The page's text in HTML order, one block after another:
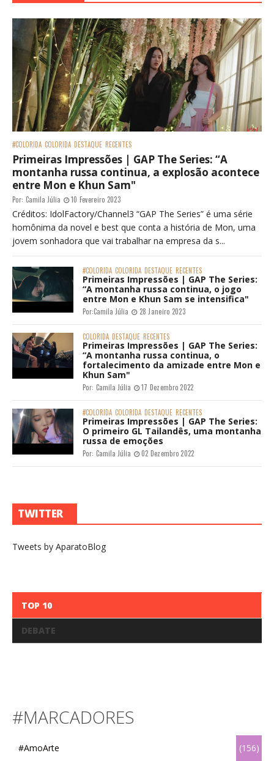
#COLORIDA COLORIDA DESTAQUE RECENTES
Primeiras Impressões | GAP The Series: “A
montanha russa continua, a explosão acontece
entre Mon e Khun Sam"
Por: Camila Júlia 10 Fevereiro 2023
Créditos: IdolFactory/Channel3 “GAP The Series” é uma série
homônima da novel e best que conta a história de Mon, uma
jovem sonhadora que vai trabalhar na empresa da s...
#COLORIDA COLORIDA DESTAQUE RECENTES
Primeiras Impressões | GAP The Series:
“A montanha russa continua, o jogo
entre Mon e Khun Sam se intensifica"
Por:Camila Júlia 28 Janeiro 2023
COLORIDA DESTAQUE RECENTES
Primeiras Impressões | GAP The Series:
“A montanha russa continua, o
fortalecimento da amizade entre Mon e
Khun Sam"
Por: Camila Júlia 17 Dezembro 2022
#COLORIDA COLORIDA DESTAQUE RECENTES
Primeiras Impressões | GAP The Series:
O primeiro GL Tailandês, uma montanha
russa de emoções
Por: Camila Júlia 02 Dezembro 2022
TWITTER
Tweets by AparatoBlog
TOP 10
DEBATE
#MARCADORES
#AmoArte (156)